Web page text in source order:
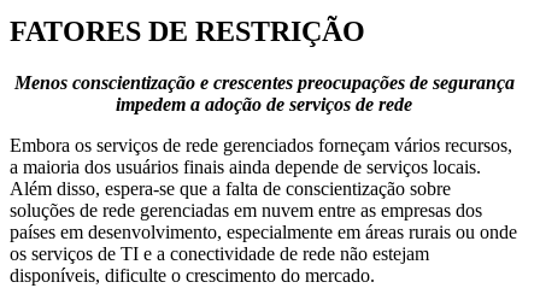
FATORES DE RESTRIÇÃO
Menos conscientização e crescentes preocupações de segurança
impedem a adoção de serviços de rede
Embora os serviços de rede gerenciados forneçam vários recursos,
a maioria dos usuários finais ainda depende de serviços locais.
Além disso, espera-se que a falta de conscientização sobre
soluções de rede gerenciadas em nuvem entre as empresas dos
países em desenvolvimento, especialmente em áreas rurais ou onde
os serviços de TI e a conectividade de rede não estejam
disponíveis, dificulte o crescimento do mercado.